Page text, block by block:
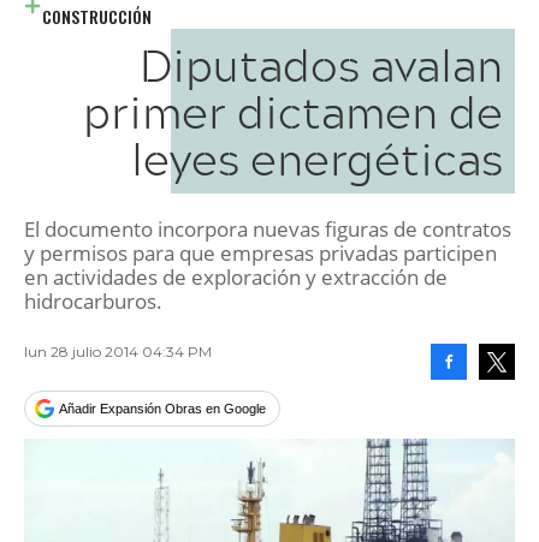
CONSTRUCCIÓN
Diputados avalan
primer dictamen de
leyes energéticas
El documento incorpora nuevas figuras de contratos
y permisos para que empresas privadas participen
en actividades de exploración y extracción de
hidrocarburos.
lun 28 julio 2014 04:34 PM
Añadir Expansión Obras en Google